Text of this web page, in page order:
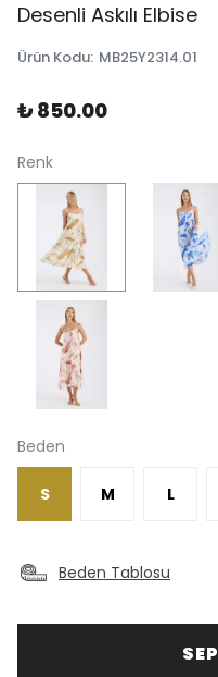
Desenli Askılı Elbise
Ürün Kodu: MB25Y2314.01
₺ 850.00
Renk
Beden
S M L
Beden Tablosu